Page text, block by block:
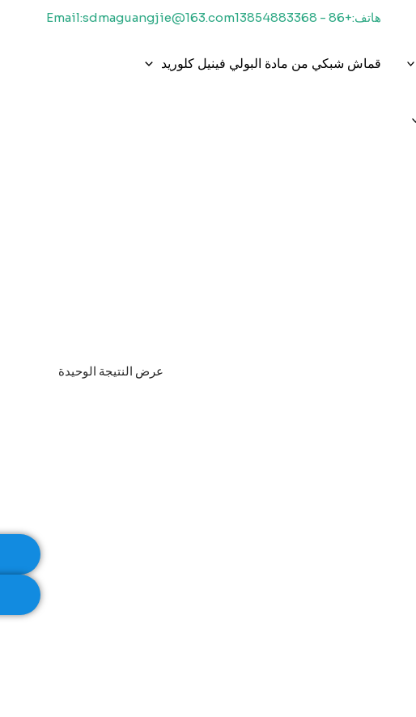
هاتف:+86 - 13854883368 Email:sdmaguangjie@163.com
قماش شبكي من مادة البولي فينيل كلوريد
عرض النتيجة الوحيدة